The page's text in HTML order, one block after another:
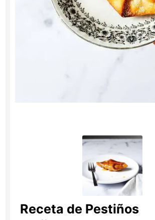
Receta de Pestiños